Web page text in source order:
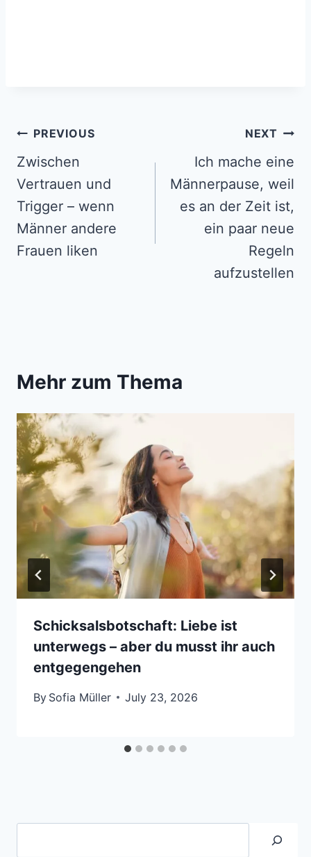
Post
navigation
PREVIOUS
Zwischen
Vertrauen und
Trigger – wenn
Männer andere
Frauen liken
NEXT
Ich mache eine
Männerpause, weil
es an der Zeit ist,
ein paar neue
Regeln
aufzustellen
Mehr zum Thema
Schicksalsbotschaft: Liebe ist
unterwegs – aber du musst ihr auch
entgegengehen
By Sofia Müller July 23, 2026